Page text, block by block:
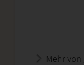
Mehr von